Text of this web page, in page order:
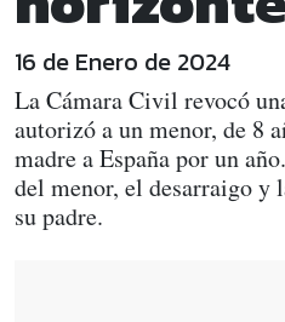
16 de Enero de 2024
La Cámara Civil revocó
autorizó a un menor, de 8
madre a España por un
del menor, el desarraigo y
su padre.